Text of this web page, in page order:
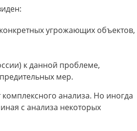
угрожающих объектов,
к данной проблеме,
мер.
анализа. Но иногда
с анализа некоторых